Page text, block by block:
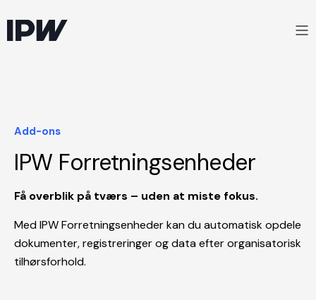
Add-ons
IPW Forretningsenheder
Få overblik på tværs – uden at miste fokus.
Med IPW Forretningsenheder kan du automatisk opdele
dokumenter, registreringer og data efter organisatorisk
tilhørsforhold.